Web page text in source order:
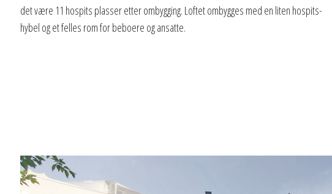
det være 11 hospits plasser etter ombygging. Loftet ombygges med en liten hospits-
hybel og et felles rom for beboere og ansatte.